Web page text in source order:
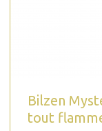
Bilzen
tout